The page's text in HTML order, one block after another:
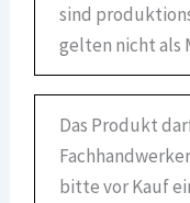
sind
gelten nicht als
Das Produkt
bitte vor Kauf